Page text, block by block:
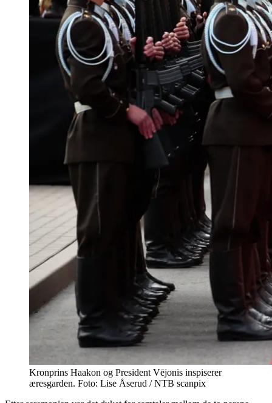
Kronprins Haakon og President Vējonis inspiserer
æresgarden. Foto: Lise Åserud / NTB scanpix